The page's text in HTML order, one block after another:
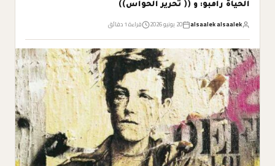
الحياة رامبو: و (( تحرير الحواس))
alsaalek alsaalek 20 يونيو 2026 قراءة 1 دقائق